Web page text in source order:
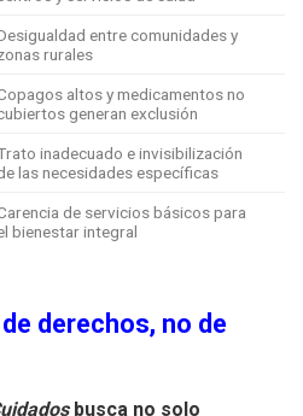
entre comunidades y
rurales
altos y medicamentos no
generan exclusión
inadecuado e invisibilización
las necesidades específicas
de servicios básicos para
bienestar integral
derechos, no de
busca no solo